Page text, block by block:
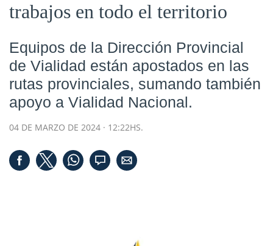
trabajos en todo el territorio
Equipos de la Dirección Provincial
de Vialidad están apostados en las
rutas provinciales, sumando también
apoyo a Vialidad Nacional.
04 DE MARZO DE 2024 · 12:22HS.